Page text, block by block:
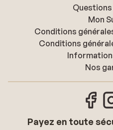
Mon
Conditions
Conditions
Nos
Payez en toute